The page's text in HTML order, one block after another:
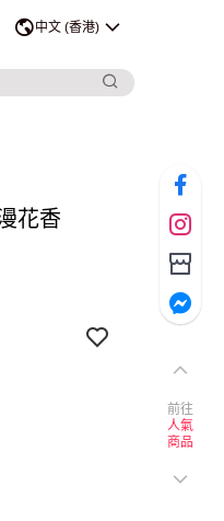
中文 (香港)
花香
前往
人氣
商品